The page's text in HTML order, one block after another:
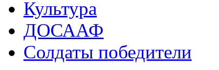
Культура
ДОСААФ
Солдаты победители